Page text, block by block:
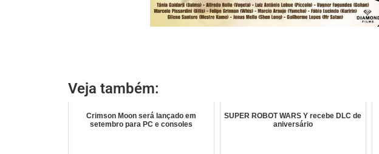
Veja também:
Crimson Moon será lançado em
setembro para PC e consoles
SUPER ROBOT WARS Y recebe DLC de
aniversário